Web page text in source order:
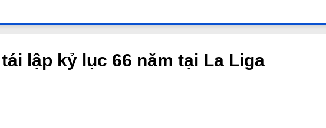
lập kỷ lục 66 năm tại La Liga